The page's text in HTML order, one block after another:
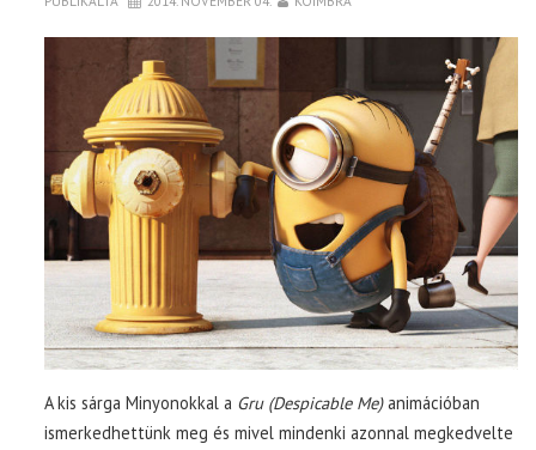
A kis sárga Minyonokkal a Gru (Despicable Me)animációban
ismerkedhettünk meg és mivel mindenki azonnal megkedvelte